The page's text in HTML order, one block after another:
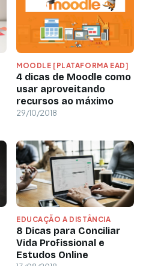
MOODLE [PLATAFORMA EAD]
4 dicas de Moodle como
usar aproveitando
recursos ao máximo
29/10/2018
EDUCAÇÃO A DISTÂNCIA
8 Dicas para Conciliar
Vida Profissional e
Estudos Online